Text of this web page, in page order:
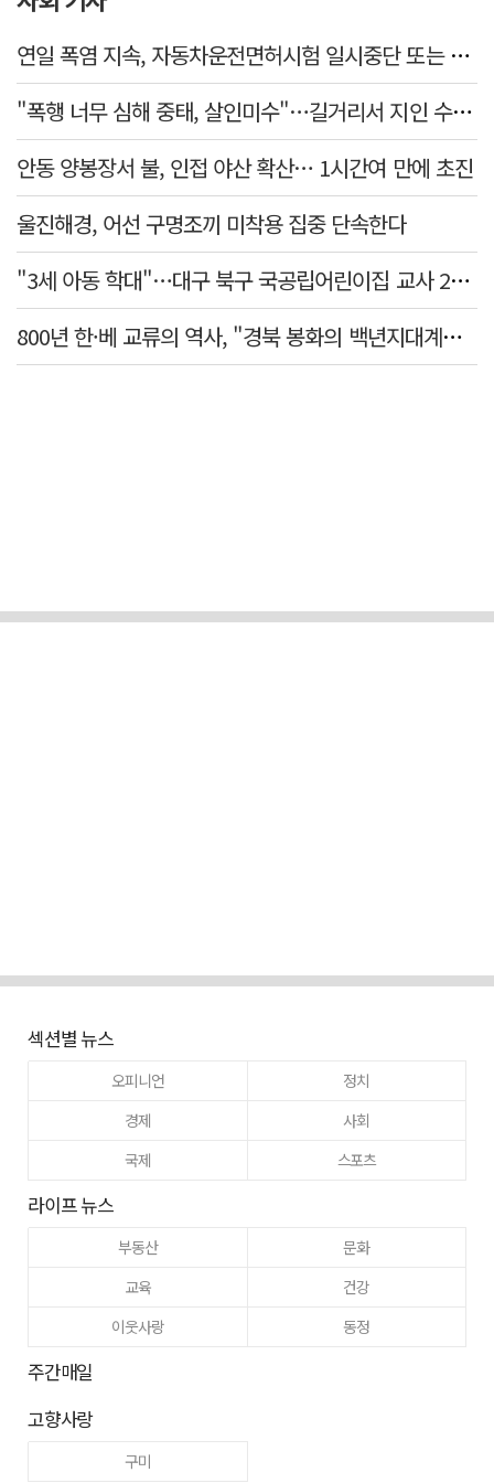
연일 폭염 지속, 자동차운전면허시험 일시중단 또는 축소 운영
"폭행 너무 심해 중태, 살인미수"…길거리서 지인 수십회 때린 50대 '긴급체포'
안동 양봉장서 불, 인접 야산 확산… 1시간여 만에 초진
울진해경, 어선 구명조끼 미착용 집중 단속한다
"3세 아동 학대"…대구 북구 국공립어린이집 교사 2명 검찰 송치
800년 한·베 교류의 역사, "경북 봉화의 백년지대계로 피어난다"
섹션별 뉴스
오피니언
정치
경제
사회
국제
스포츠
라이프 뉴스
부동산
문화
교육
건강
이웃사랑
동정
주간매일
고향사랑
구미